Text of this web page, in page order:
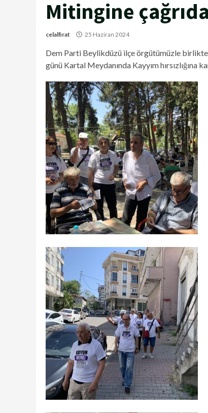
Mitingine
celalfirat 25 Haziran 2024
Dem Parti Beylikdüzü ilçe örgütümüzle
günü Kartal Meydanında Kayyım hırsızlığına